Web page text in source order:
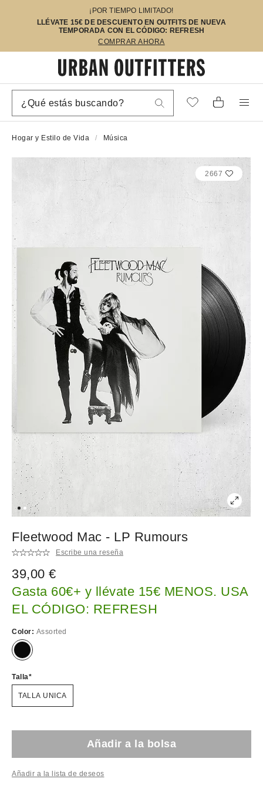
¡POR TIEMPO LIMITADO!
LLÉVATE 15€ DE DESCUENTO EN OUTFITS DE NUEVA
TEMPORADA CON EL CÓDIGO: REFRESH
COMPRAR AHORA
Hogar y Estilo de Vida Música
2667
Fleetwood Mac - LP Rumours
Escribe una reseña
39,00 €
Gasta 60€+ y llévate 15€ MENOS. USA
EL CÓDIGO: REFRESH
Color: Assorted
Talla
TALLA UNICA
Añadir a la bolsa
Añadir a la lista de deseos